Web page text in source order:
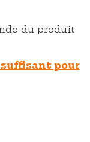
du produit
pour